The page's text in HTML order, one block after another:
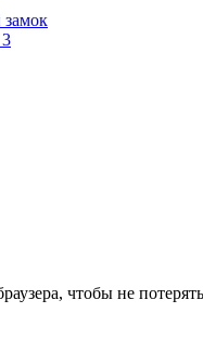
чтобы не